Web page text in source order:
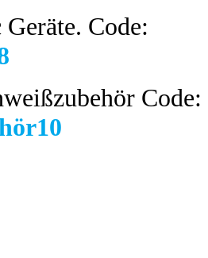
Geräte. Code:
Code: